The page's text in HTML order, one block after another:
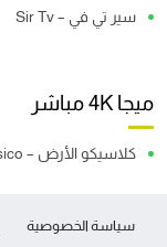
سير تي في – Sir Tv
ميجا 4K مباشر
كلاسيكو الأرض – El Clasico
سياسة الخصوصية